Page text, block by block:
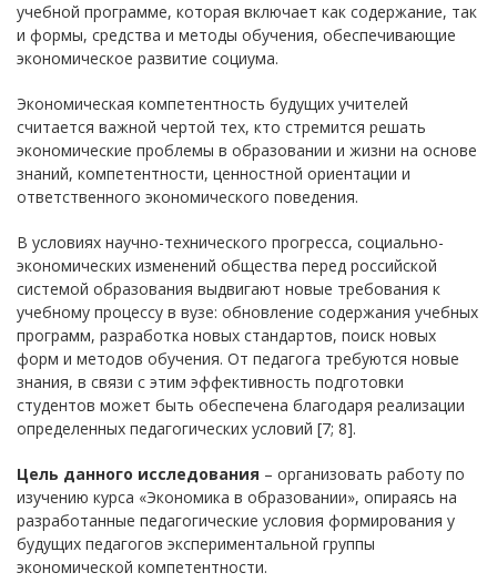
учебной программе, которая включает как содержание, так
и формы, средства и методы обучения, обеспечивающие
экономическое развитие социума.
Экономическая компетентность будущих учителей
считается важной чертой тех, кто стремится решать
экономические проблемы в образовании и жизни на основе
знаний, компетентности, ценностной ориентации и
ответственного экономического поведения.
В условиях научно-технического прогресса, социально-
экономических изменений общества перед российской
системой образования выдвигают новые требования к
учебному процессу в вузе: обновление содержания учебных
программ, разработка новых стандартов, поиск новых
форм и методов обучения. От педагога требуются новые
знания, в связи с этим эффективность подготовки
студентов может быть обеспечена благодаря реализации
определенных педагогических условий [7; 8].
Цель данного исследования – организовать работу по
изучению курса «Экономика в образовании», опираясь на
разработанные педагогические условия формирования у
будущих педагогов экспериментальной группы
экономической компетентности.